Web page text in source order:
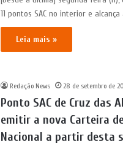
11 pontos SAC no interior e
Leia mais »
Redação News 28 de setembro de
Ponto SAC de Cruz das
emitir a nova Carteira
Nacional a partir desta